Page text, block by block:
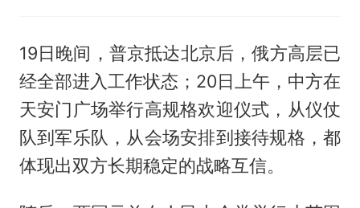
19日晚间，普京抵达北京后，俄方高层已
经全部进入工作状态；20日上午，中方在
天安门广场举行高规格欢迎仪式，从仪仗
队到军乐队，从会场安排到接待规格，都
体现出双方长期稳定的战略互信。